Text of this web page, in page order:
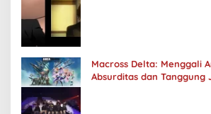
Macross Delta: Menggali
Absurditas dan Tanggung